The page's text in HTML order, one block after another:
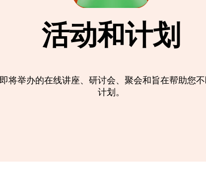
活动和计划
将举办的在线讲座、研讨会、聚会和旨在帮助您
计划。